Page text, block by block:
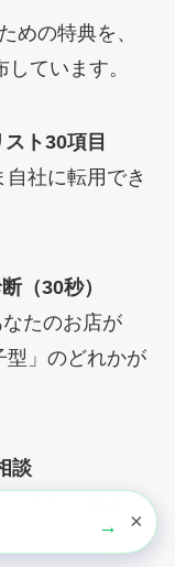
めの特典を、
ています。
ト30項目
社に転用でき
（30秒）
たのお店が
型」のどれかが
談
ことをご提案し
×